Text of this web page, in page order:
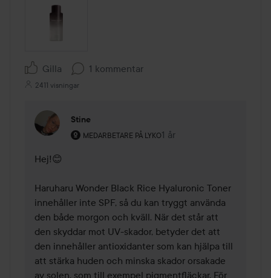
Gilla 1 kommentar
2411 visningar
Stine
MEDARBETARE PÅ LYKO
Användarens roll: Medarbetare på Lyko.
1 år
Kommentaren lades 1 år
Hej!😊
Haruharu Wonder Black Rice Hyaluronic Toner
innehåller inte SPF, så du kan tryggt använda
den både morgon och kväll. När det står att
den skyddar mot UV-skador, betyder det att
den innehåller antioxidanter som kan hjälpa till
att stärka huden och minska skador orsakade
av solen, som till exempel pigmentfläckar. För